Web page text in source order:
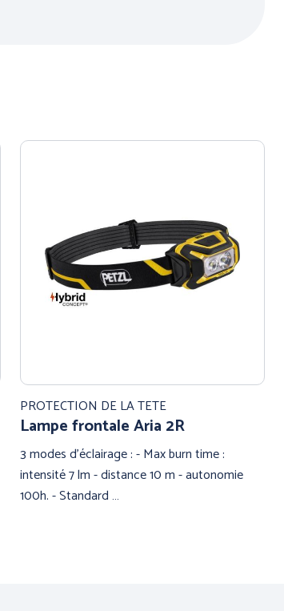
PROTECTION DE LA TETE
Lampe frontale Aria 2R
3 modes d'éclairage : - Max burn time :
intensité 7 lm - distance 10 m - autonomie
100h. - Standard …